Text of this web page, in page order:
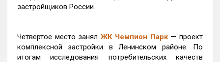
застройщиков России.
Четвертое место занялЖК Чемпион Парк— проект
комплексной застройки в Ленинском районе. По
итогам исследования потребительских качеств